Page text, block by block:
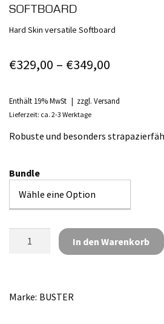
SOFTBOARD
Hard Skin versatile Softboard
€329,00 – €349,00
bis
Enthält 19% MwSt zzgl. Versand
Lieferzeit: ca. 2-3 Werktage
Robuste und besonders
Bundle
Buster
Softboard
In den Warenkorb
Marke: BUSTER